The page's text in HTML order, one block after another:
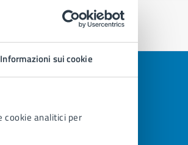
Informazioni sui cookie
cookie analitici per